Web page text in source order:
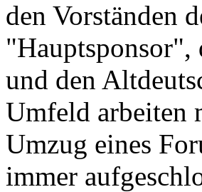
den Vorständen
"Hauptsponsor",
und den
Umfeld arbeiten
Umzug eines
immer